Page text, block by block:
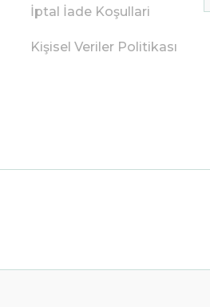
İptal İade Koşullari
Kişisel Veriler Politikası